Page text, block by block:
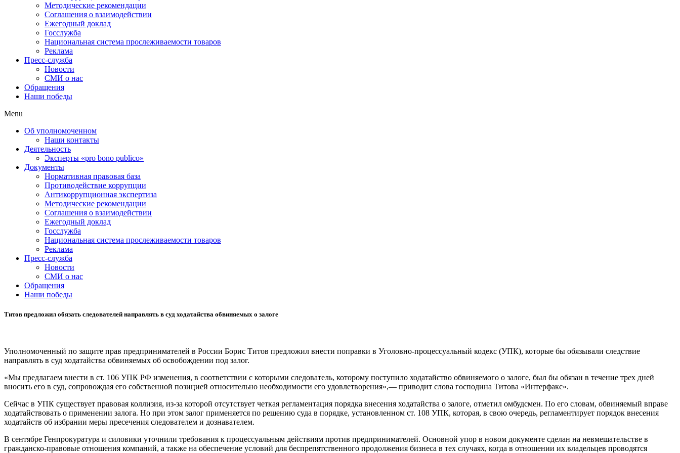
Методические рекомендации
Соглашения о взаимодействии
Ежегодный доклад
Госслужба
Национальная система прослеживаемости товаров
Реклама
Пресс-служба
Новости
СМИ о нас
Обращения
Наши победы
Menu
Об уполномоченном
Наши контакты
Деятельность
Эксперты «pro bono publico»
Документы
Нормативная правовая база
Противодействие коррупции
Антикоррупционная экспертиза
Методические рекомендации
Соглашения о взаимодействии
Ежегодный доклад
Госслужба
Национальная система прослеживаемости товаров
Реклама
Пресс-служба
Новости
СМИ о нас
Обращения
Наши победы
Титов предложил обязать следователей направлять в суд ходатайства обвиняемых о залоге
Уполномоченный по защите прав предпринимателей в России Борис Титов предложил внести поправки в Уголовно-процессуальный кодекс (УПК), которые бы обязывали следствие
направлять в суд ходатайства обвиняемых об освобождении под залог.
«Мы предлагаем внести в ст. 106 УПК РФ изменения, в соответствии с которыми следователь, которому поступило ходатайство обвиняемого о залоге, был бы обязан в течение трех дней
вносить его в суд, сопровождая его собственной позицией относительно необходимости его удовлетворения»,— приводит слова господина Титова «Интерфакс».
Сейчас в УПК существует правовая коллизия, из-за которой отсутствует четкая регламентация порядка внесения ходатайства о залоге, отметил омбудсмен. По его словам, обвиняемый вправе
ходатайствовать о применении залога. Но при этом залог применяется по решению суда в порядке, установленном ст. 108 УПК, которая, в свою очередь, регламентирует порядок внесения
ходатайств об избрании меры пресечения следователем и дознавателем.
В сентябре Генпрокуратура и силовики уточнили требования к процессуальным действиям против предпринимателей. Основной упор в новом документе сделан на невмешательстве в
гражданско-правовые отношения компаний, а также на обеспечение условий для беспрепятственного продолжения бизнеса в тех случаях, когда в отношении их владельцев проводятся